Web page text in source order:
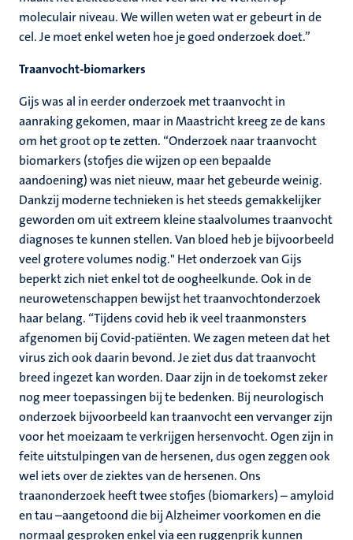
moleculair niveau. We willen weten wat er gebeurt in de
cel. Je moet enkel weten hoe je goed onderzoek doet.”
Traanvocht-biomarkers
Gijs was al in eerder onderzoek met traanvocht in
aanraking gekomen, maar in Maastricht kreeg ze de kans
om het groot op te zetten. “Onderzoek naar traanvocht
biomarkers (stofjes die wijzen op een bepaalde
aandoening) was niet nieuw, maar het gebeurde weinig.
Dankzij moderne technieken is het steeds gemakkelijker
geworden om uit extreem kleine staalvolumes traanvocht
diagnoses te kunnen stellen. Van bloed heb je bijvoorbeeld
veel grotere volumes nodig." Het onderzoek van Gijs
beperkt zich niet enkel tot de oogheelkunde. Ook in de
neurowetenschappen bewijst het traanvochtonderzoek
haar belang. “Tijdens covid heb ik veel traanmonsters
afgenomen bij Covid-patiënten. We zagen meteen dat het
virus zich ook daarin bevond. Je ziet dus dat traanvocht
breed ingezet kan worden. Daar zijn in de toekomst zeker
nog meer toepassingen bij te bedenken. Bij neurologisch
onderzoek bijvoorbeeld kan traanvocht een vervanger zijn
voor het moeizaam te verkrijgen hersenvocht. Ogen zijn in
feite uitstulpingen van de hersenen, dus ogen zeggen ook
wel iets over de ziektes van de hersenen. Ons
traanonderzoek heeft twee stofjes (biomarkers) – amyloid
en tau –aangetoond die bij Alzheimer voorkomen en die
normaal gesproken enkel via een ruggenprik kunnen